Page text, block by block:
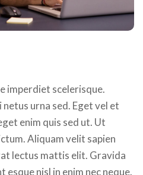
imperdiet scelerisque.
urna sed. Eget vel et
enim quis sed ut. Ut
Aliquam velit sapien
lectus mattis elit. Gravida
esque nisl in enim nec neque.